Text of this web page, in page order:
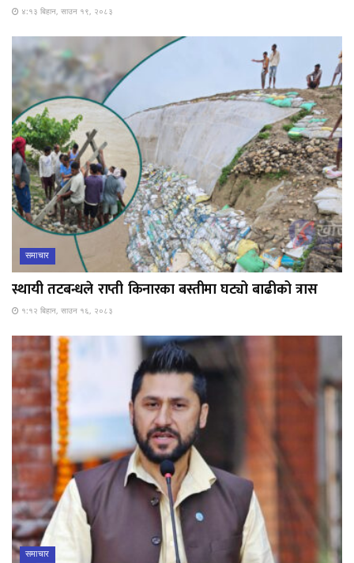
४:१३ बिहान, साउन १९, २०८३
समाचार
स्थायी तटबन्धले राप्ती किनारका बस्तीमा घट्यो बाढीको त्रास
१:१२ बिहान, साउन १६, २०८३
समाचार